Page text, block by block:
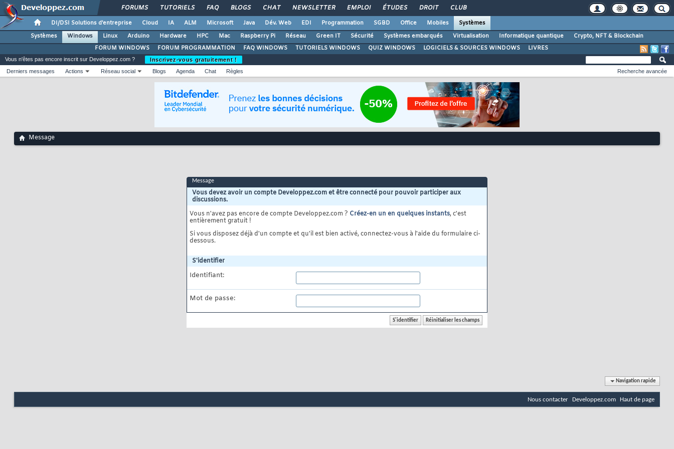
FORUMS TUTORIELS FAQ BLOGS CHAT NEWSLETTER EMPLOI ÉTUDES DROIT CLUB
DI/DSI Solutions d'entreprise Cloud IA ALM Microsoft Java Dév. Web EDI Programmation SGBD Office Mobiles
Systèmes
Systèmes
Windows Linux Arduino Hardware HPC Mac Raspberry Pi Réseau Green IT Sécurité Systèmes embarqués Virtualisation Informatique quantique
Crypto, NFT & Blockchain
FORUM WINDOWS
FORUM PROGRAMMATION FAQ WINDOWS TUTORIELS WINDOWS QUIZ WINDOWS LOGICIELS & SOURCES WINDOWS LIVRES
Vous n'êtes pas encore inscrit sur Developpez.com ?
Inscrivez-vous gratuitement !
Derniers messages
Actions Réseau social Blogs Agenda Chat Règles Recherche avancée
Message
Message
Vous devez avoir un compte Developpez.com et être connecté pour pouvoir participer aux
discussions.
Vous n'avez pas encore de compte Developpez.com ? Créez-en un en quelques instants, c'est
entièrement gratuit !
Si vous disposez déjà d'un compte et qu'il est bien activé, connectez-vous à l'aide du formulaire ci-
dessous.
S'identifier
Identifiant:
Mot de passe:
Navigation rapide
Nous contacter Developpez.com Haut de page